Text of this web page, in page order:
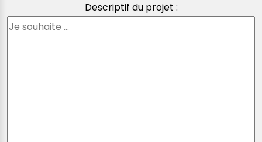
Descriptif du projet :